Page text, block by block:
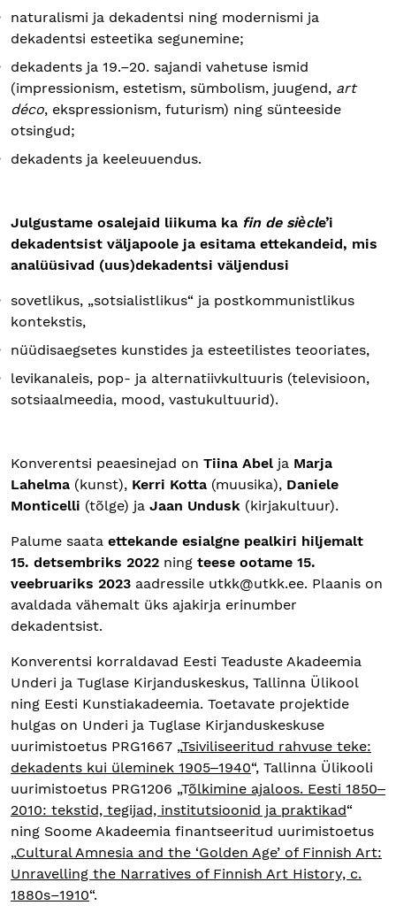
naturalismi ja dekadentsi ning modernismi ja
dekadentsi esteetika segunemine;
dekadents ja 19.–20. sajandi vahetuse ismid
(impressionism, estetism, sümbolism, juugend, art
déco, ekspressionism, futurism) ning sünteeside
otsingud;
dekadents ja keeleuuendus.
Julgustame osalejaid liikuma ka fin de siѐcle’i
dekadentsist väljapoole ja esitama ettekandeid, mis
analüüsivad (uus)dekadentsi väljendusi
sovetlikus, „sotsialistlikus“ ja postkommunistlikus
kontekstis,
nüüdisaegsetes kunstides ja esteetilistes teooriates,
levikanaleis, pop- ja alternatiivkultuuris (televisioon,
sotsiaalmeedia, mood, vastukultuurid).
Konverentsi peaesinejad on Tiina Abel ja Marja
Lahelma (kunst), Kerri Kotta (muusika), Daniele
Monticelli (tõlge) ja Jaan Undusk (kirjakultuur).
Palume saata ettekande esialgne pealkiri hiljemalt
15. detsembriks 2022 ning teese ootame 15.
veebruariks 2023 aadressile utkk@utkk.ee. Plaanis on
avaldada vähemalt üks ajakirja erinumber
dekadentsist.
Konverentsi korraldavad Eesti Teaduste Akadeemia
Underi ja Tuglase Kirjanduskeskus, Tallinna Ülikool
ning Eesti Kunstiakadeemia. Toetavate projektide
hulgas on Underi ja Tuglase Kirjanduskeskuse
uurimistoetus PRG1667 „Tsiviliseeritud rahvuse teke:
dekadents kui üleminek 1905‒1940“, Tallinna Ülikooli
uurimistoetus PRG1206 „Tõlkimine ajaloos. Eesti 1850‒
2010: tekstid, tegijad, institutsioonid ja praktikad“
ning Soome Akadeemia finantseeritud uurimistoetus
„Cultural Amnesia and the ‘Golden Age’ of Finnish Art:
Unravelling the Narratives of Finnish Art History, c.
1880s–1910“.